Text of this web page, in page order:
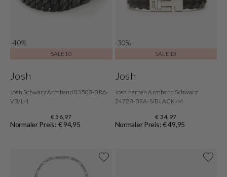
-40%
SALE10
Josh
Josh Schwarz Armband 03503-BRA-
VB/L-1
€ 56,97
Normaler Preis: € 94,95
-30%
SALE10
Josh
Josh herren Armband Schwarz
24728-BRA-S/BLACK-M
€ 34,97
Normaler Preis: € 49,95